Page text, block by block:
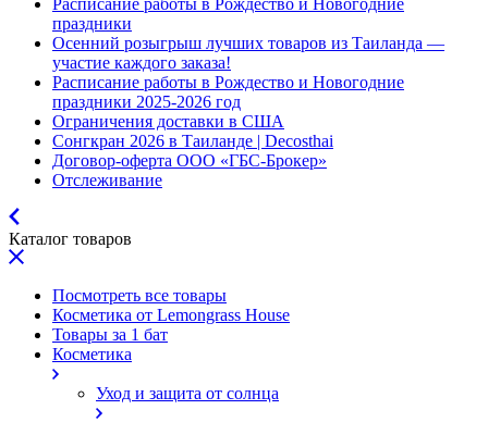
Расписание работы в Рождество и Новогодние
праздники
Осенний розыгрыш лучших товаров из Таиланда —
участие каждого заказа!
Расписание работы в Рождество и Новогодние
праздники 2025-2026 год
Ограничения доставки в США
Сонгкран 2026 в Таиланде | Decosthai
Договор-оферта ООО «ГБС-Брокер»
Отслеживание
Каталог товаров
Посмотреть все товары
Косметика от Lemongrass House
Товары за 1 бат
Косметика
Уход и защита от солнца